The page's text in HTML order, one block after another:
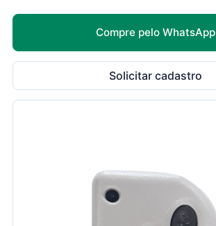
Compre pelo WhatsApp
Solicitar cadastro